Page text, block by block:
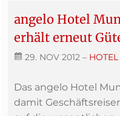
angelo Hotel
erhält erneut
29. NOV 2012 – HOTEL
Das angelo Hotel
damit